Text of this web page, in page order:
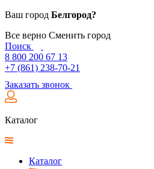
Ваш город Белгород?
Все верно Сменить город
Поиск
8 800 200 67 13
+7 (861) 238-70-21
Заказать звонок
Каталог
Каталог